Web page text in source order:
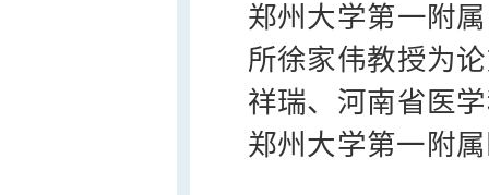
郑州大学第一附
所徐家伟教授为
祥瑞、河南省医
郑州大学第一附